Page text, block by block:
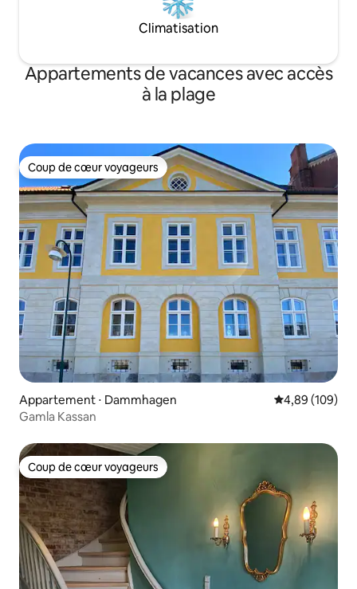
Climatisation
Appartements de vacances avec accès
à la plage
Coup de cœur voyageurs
Coup de cœur voyageurs
Appartement ⋅ Dammhagen Évaluation
4,89 (109)
Gamla Kassan
Coup de cœur voyageurs
Coup de cœur voyageurs